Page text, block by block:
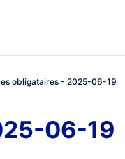
obligataires - 2025-06-19
06-19